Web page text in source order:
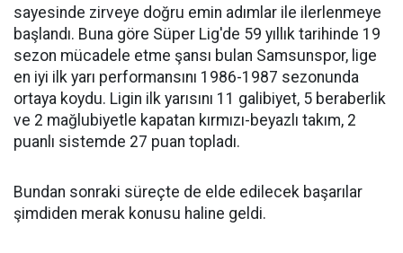
sayesinde zirveye doğru emin adımlar ile ilerlenmeye
başlandı. Buna göre Süper Lig'de 59 yıllık tarihinde 19
sezon mücadele etme şansı bulan Samsunspor, lige
en iyi ilk yarı performansını 1986-1987 sezonunda
ortaya koydu. Ligin ilk yarısını 11 galibiyet, 5 beraberlik
ve 2 mağlubiyetle kapatan kırmızı-beyazlı takım, 2
puanlı sistemde 27 puan topladı.
Bundan sonraki süreçte de elde edilecek başarılar
şimdiden merak konusu haline geldi.